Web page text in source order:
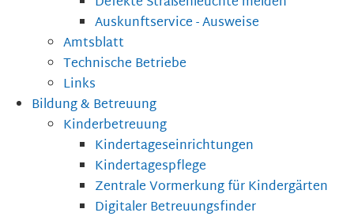
Auskunftservice - Ausweise
Amtsblatt
Technische Betriebe
Links
Bildung & Betreuung
Kinderbetreuung
Kindertageseinrichtungen
Kindertagespflege
Zentrale Vormerkung für Kindergärten
Digitaler Betreuungsfinder